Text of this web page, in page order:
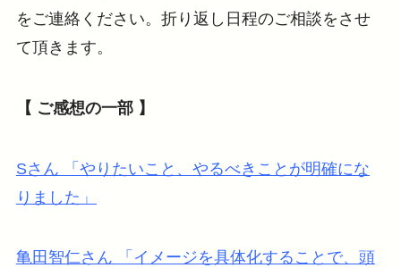
をご連絡ください。折り返し日程のご相談をさせ
て頂きます。
【 ご感想の一部 】
Sさん 「やりたいこと、やるべきことが明確にな
りました」
亀田智仁さん 「イメージを具体化することで、頭